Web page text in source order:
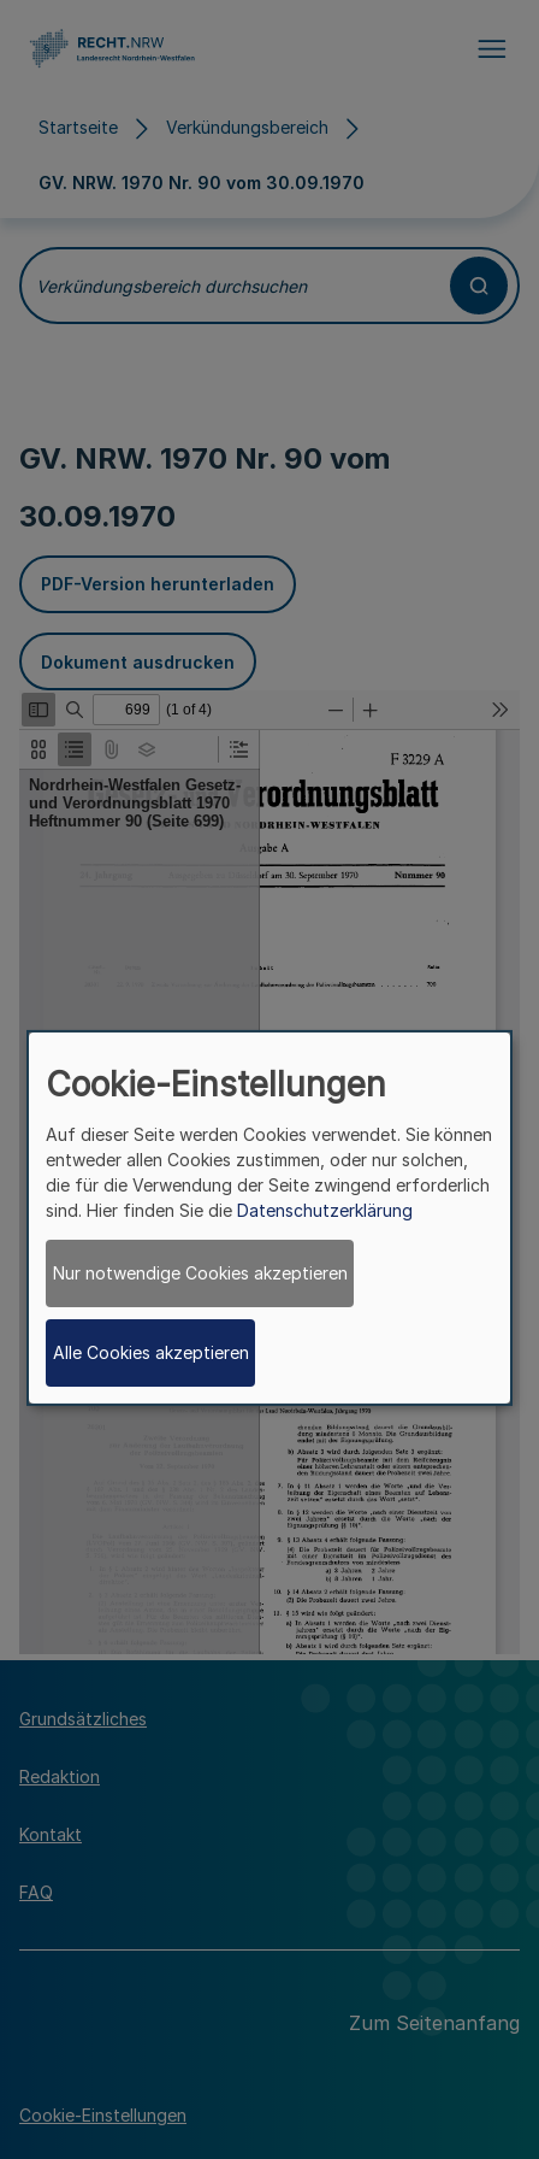
Startseite Verkündungsbereich
GV. NRW. 1970 Nr. 90 vom 30.09.1970
Verkündungsbereich durchsuchen
GV. NRW. 1970 Nr. 90 vom
30.09.1970
PDF-Version herunterladen
Dokument ausdrucken
Grundsätzliches
Redaktion
Kontakt
FAQ
Zum Seitenanfang
Cookie-Einstellungen
Cookie-Einstellungen
Auf dieser Seite werden Cookies verwendet. Sie können
entweder allen Cookies zustimmen, oder nur solchen,
die für die Verwendung der Seite zwingend erforderlich
sind. Hier finden Sie die Datenschutzerklärung
Nur notwendige Cookies akzeptieren
Alle Cookies akzeptieren